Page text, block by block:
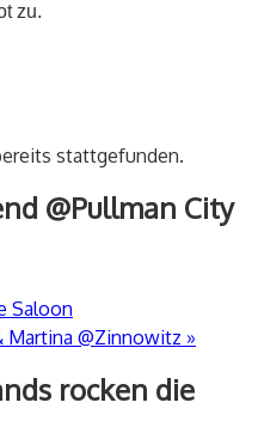
zu.
stattgefunden.
@Pullman City
Saloon
Martina @Zinnowitz »
rocken die